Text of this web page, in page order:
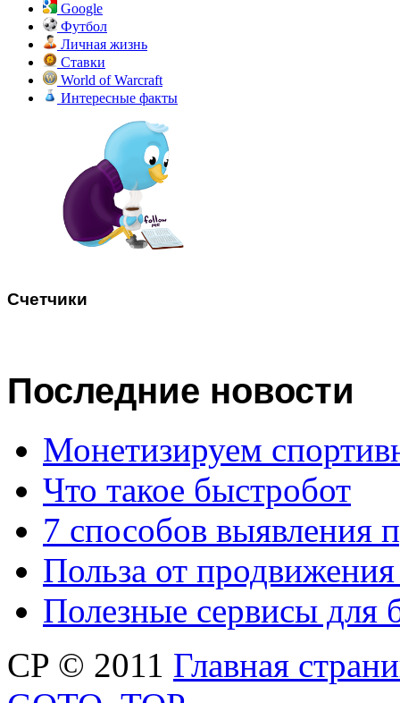
Google
Футбол
Личная жизнь
Ставки
World of Warcraft
Интересные факты
Счетчики
Последние новости
Монетизируем
Что такое быстробот
7 способов выявления
Польза от
Полезные сервисы для
CP © 2011 Главная